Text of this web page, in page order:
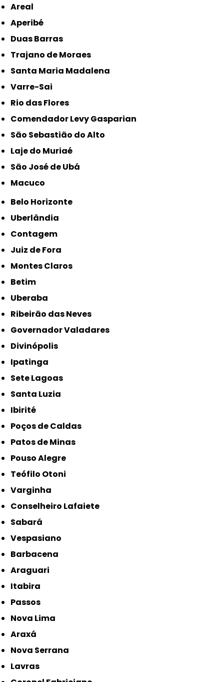
Areal
Aperibé
Duas Barras
Trajano de Moraes
Santa Maria Madalena
Varre-Sai
Rio das Flores
Comendador Levy Gasparian
São Sebastião do Alto
Laje do Muriaé
São José de Ubá
Macuco
Belo Horizonte
Uberlândia
Contagem
Juiz de Fora
Montes Claros
Betim
Uberaba
Ribeirão das Neves
Governador Valadares
Divinópolis
Ipatinga
Sete Lagoas
Santa Luzia
Ibirité
Poços de Caldas
Patos de Minas
Pouso Alegre
Teófilo Otoni
Varginha
Conselheiro Lafaiete
Sabará
Vespasiano
Barbacena
Araguari
Itabira
Passos
Nova Lima
Araxá
Nova Serrana
Lavras